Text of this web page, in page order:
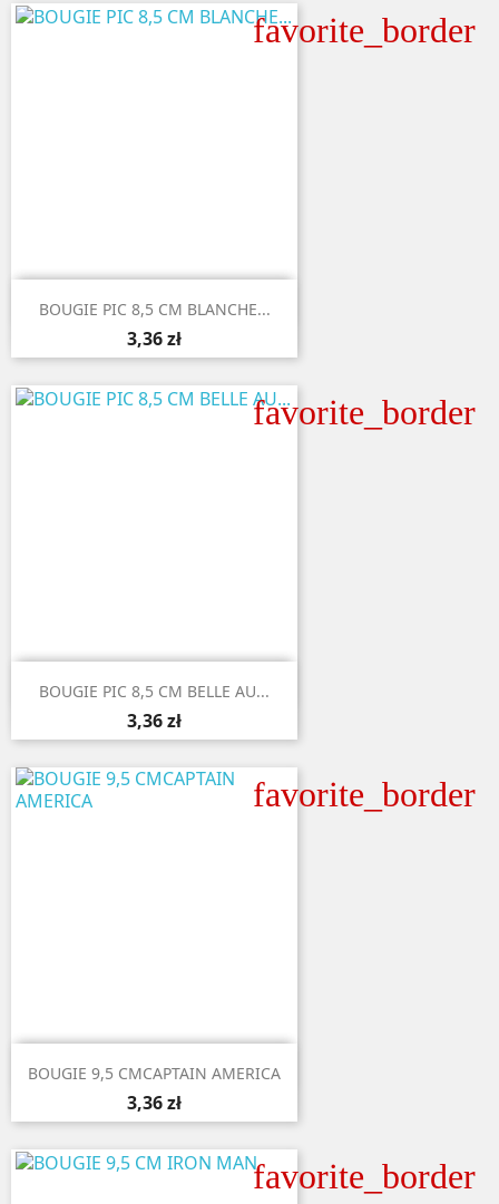
favorite_border
 Aperçu rapide
BOUGIE PIC 8,5 CM BLANCHE...
3,36 zł
favorite_border
 Aperçu rapide
BOUGIE PIC 8,5 CM BELLE AU...
3,36 zł
favorite_border
 Aperçu rapide
BOUGIE 9,5 CMCAPTAIN AMERICA
3,36 zł
favorite_border